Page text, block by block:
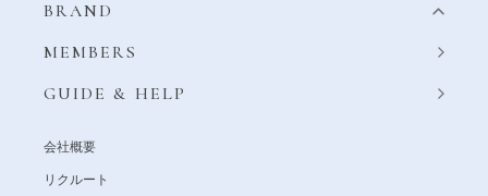
BRAND
MEMBERS
GUIDE & HELP
会社概要
リクルート